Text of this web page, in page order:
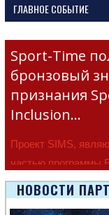
ГЛАВНОЕ СОБЫТИЕ
Sport-Time
бронзовый
признания
Inclusion…
Проект SIMS,
частью программы
Европейско
НОВОСТИ